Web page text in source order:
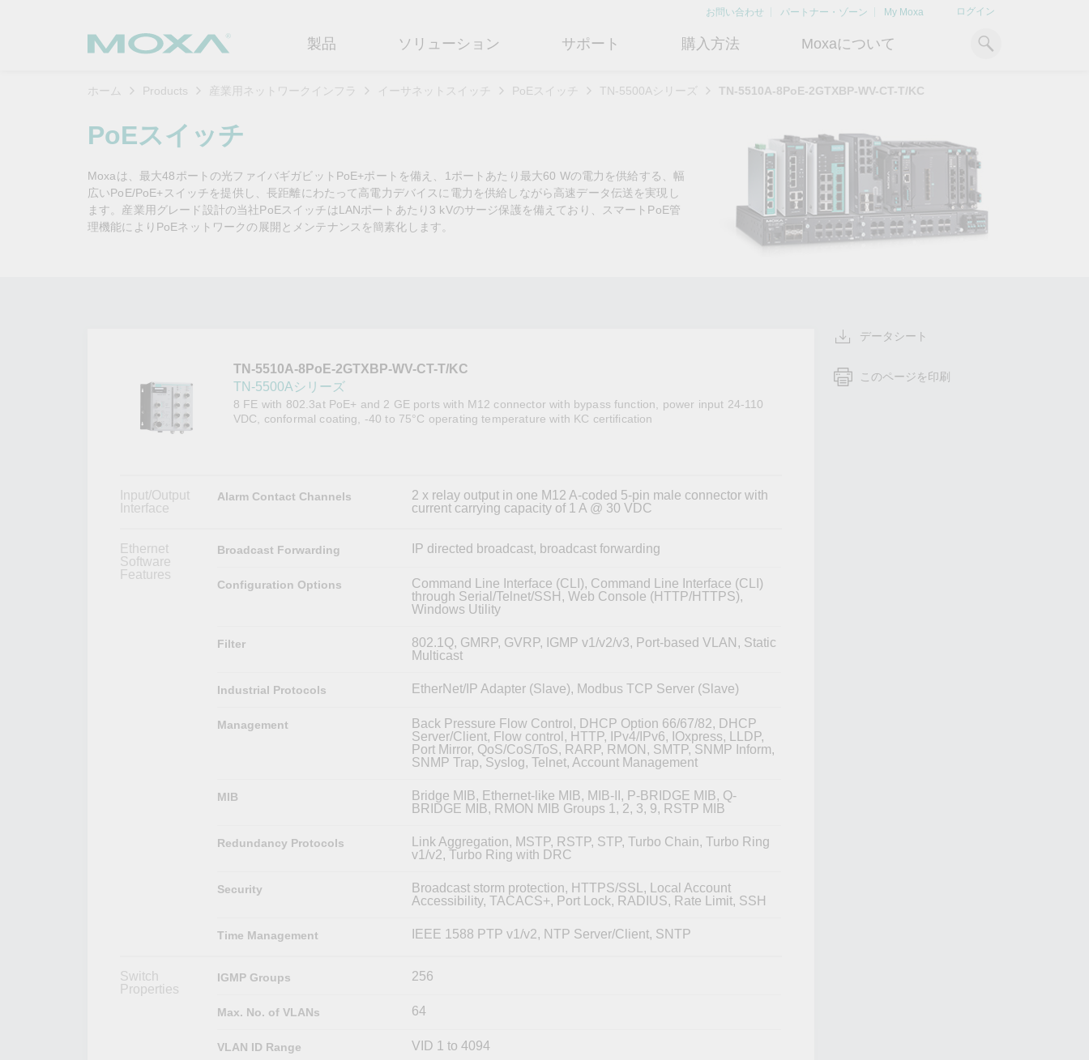
お問い合わせ パートナー・ゾーン My Moxa ログイン
製品
セキュアルータ
無線AP/ブリッジ/クライアント
ネットワークセキュリティアプラ
イアンス
シリアルコンバータ
プロトコルゲートウェイ
IPカメラおよびビデオサーバー
x86コンピュータ
Armベースコンピュータ
パネルPC
ソリューション
鉄道
電力
TSN
シングルペアイーサネット
OTデータの秘密を解
き明かす
電力の安定供給を支え
るBESSソリューショ
ン
OTネットワークセキ
ュリティを強化するに
OTデータの秘密を解
き明かす
産業分野のデジタル変革を成功
サポート
製品に関するよくあるご質問
（FAQ)
セキュリティアドバイザリ
保証方針
文書ライブラリ
ケーススタディ
記事ライブラリ
こちらに記載されていないMoxa製品に関するテクニカルサポートは、 フォームよりお問い合わせください
購入方法
ソリューションパートナー (MJSP)
Moxaについて
イノベーションとマイルストーン
カスタマーサクセス
新着情報およびイベント
情熱を新たな可能性に
Moxa Japan合同会社
について
さらなる市場拡大とサポート体
ホーム Products 産業用ネットワークインフラ イーサネットスイッチ PoEスイッチ TN-5500Aシリーズ TN-5510A-8PoE-2GTXBP-WV-CT-T/KC
PoEスイッチ
Moxaは、最大48ポートの光ファイバギガビットPoE+ポートを備え、1ポートあたり最大60 Wの電力を供給する、幅
広いPoE/PoE+スイッチを提供し、長距離にわたって高電力デバイスに電力を供給しながら高速データ伝送を実現し
ます。産業用グレード設計の当社PoEスイッチはLANポートあたり3 kVのサージ保護を備えており、スマートPoE管
理機能によりPoEネットワークの展開とメンテナンスを簡素化します。
TN-5510A-8PoE-2GTXBP-WV-CT-T/KC
TN-5500Aシリーズ
8 FE with 802.3at PoE+ and 2 GE ports with M12 connector with bypass function, power input 24-110
VDC, conformal coating, -40 to 75°C operating temperature with KC certification
Input/Output
Interface
Alarm Contact Channels
2 x relay output in one M12 A-coded 5-pin male connector with
current carrying capacity of 1 A @ 30 VDC
Ethernet
Software
Features
Broadcast Forwarding IP directed broadcast, broadcast forwarding
Configuration Options
Command Line Interface (CLI), Command Line Interface (CLI)
through Serial/Telnet/SSH, Web Console (HTTP/HTTPS),
Windows Utility
Filter
802.1Q, GMRP, GVRP, IGMP v1/v2/v3, Port-based VLAN, Static
Multicast
Industrial Protocols EtherNet/IP Adapter (Slave), Modbus TCP Server (Slave)
Management
Back Pressure Flow Control, DHCP Option 66/67/82, DHCP
Server/Client, Flow control, HTTP, IPv4/IPv6, IOxpress, LLDP,
Port Mirror, QoS/CoS/ToS, RARP, RMON, SMTP, SNMP Inform,
SNMP Trap, Syslog, Telnet, Account Management
MIB
Bridge MIB, Ethernet-like MIB, MIB-II, P-BRIDGE MIB, Q-
BRIDGE MIB, RMON MIB Groups 1, 2, 3, 9, RSTP MIB
Redundancy Protocols
Link Aggregation, MSTP, RSTP, STP, Turbo Chain, Turbo Ring
v1/v2, Turbo Ring with DRC
Security
Broadcast storm protection, HTTPS/SSL, Local Account
Accessibility, TACACS+, Port Lock, RADIUS, Rate Limit, SSH
Time Management IEEE 1588 PTP v1/v2, NTP Server/Client, SNTP
Switch
Properties
IGMP Groups 256
Max. No. of VLANs 64
VLAN ID Range VID 1 to 4094
データシート
このページを印刷